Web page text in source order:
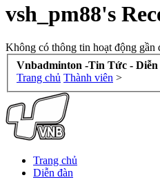
vsh_pm88's
Không có thông tin hoạt động gần
Vnbadminton -Tin Tức -
Trang chủ Thành viên >
Trang chủ
Diễn đàn